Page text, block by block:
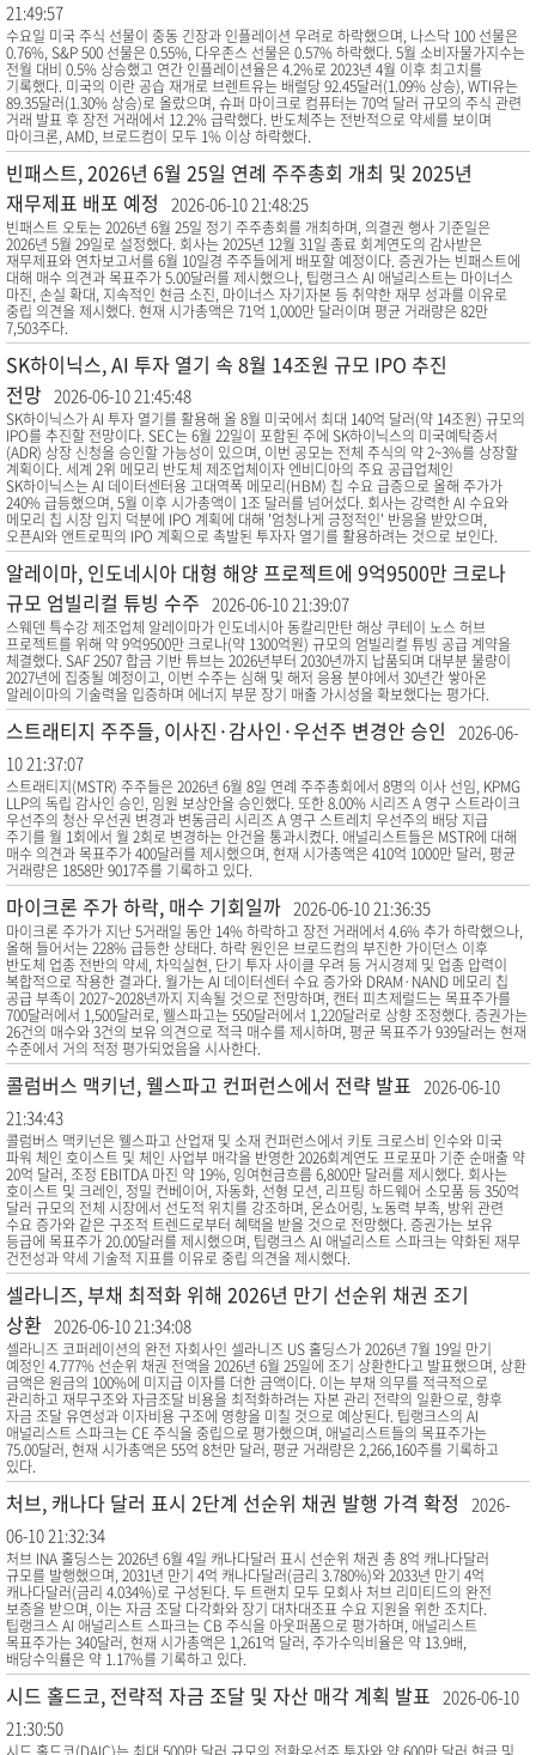
21:49:57
수요일 미국 주식 선물이 중동 긴장과 인플레이션 우려로 하락했으며, 나스닥 100 선물은
0.76%, S&P 500 선물은 0.55%, 다우존스 선물은 0.57% 하락했다. 5월 소비자물가지수는
전월 대비 0.5% 상승했고 연간 인플레이션율은 4.2%로 2023년 4월 이후 최고치를
기록했다. 미국의 이란 공습 재개로 브렌트유는 배럴당 92.45달러(1.09% 상승), WTI유는
89.35달러(1.30% 상승)로 올랐으며, 슈퍼 마이크로 컴퓨터는 70억 달러 규모의 주식 관련
거래 발표 후 장전 거래에서 12.2% 급락했다. 반도체주는 전반적으로 약세를 보이며
마이크론, AMD, 브로드컴이 모두 1% 이상 하락했다.
빈패스트, 2026년 6월 25일 연례 주주총회 개최 및 2025년
재무제표 배포 예정
2026-06-10 21:48:25
빈패스트 오토는 2026년 6월 25일 정기 주주총회를 개최하며, 의결권 행사 기준일은
2026년 5월 29일로 설정했다. 회사는 2025년 12월 31일 종료 회계연도의 감사받은
재무제표와 연차보고서를 6월 10일경 주주들에게 배포할 예정이다. 증권가는 빈패스트에
대해 매수 의견과 목표주가 5.00달러를 제시했으나, 팁랭크스 AI 애널리스트는 마이너스
마진, 손실 확대, 지속적인 현금 소진, 마이너스 자기자본 등 취약한 재무 성과를 이유로
중립 의견을 제시했다. 현재 시가총액은 71억 1,000만 달러이며 평균 거래량은 82만
7,503주다.
SK하이닉스, AI 투자 열기 속 8월 14조원 규모 IPO 추진
전망 2026-06-10 21:45:48
SK하이닉스가 AI 투자 열기를 활용해 올 8월 미국에서 최대 140억 달러(약 14조원) 규모의
IPO를 추진할 전망이다. SEC는 6월 22일이 포함된 주에 SK하이닉스의 미국예탁증서
(ADR) 상장 신청을 승인할 가능성이 있으며, 이번 공모는 전체 주식의 약 2~3%를 상장할
계획이다. 세계 2위 메모리 반도체 제조업체이자 엔비디아의 주요 공급업체인
SK하이닉스는 AI 데이터센터용 고대역폭 메모리(HBM) 칩 수요 급증으로 올해 주가가
240% 급등했으며, 5월 이후 시가총액이 1조 달러를 넘어섰다. 회사는 강력한 AI 수요와
메모리 칩 시장 입지 덕분에 IPO 계획에 대해 '엄청나게 긍정적인' 반응을 받았으며,
오픈AI와 앤트로픽의 IPO 계획으로 촉발된 투자자 열기를 활용하려는 것으로 보인다.
알레이마, 인도네시아 대형 해양 프로젝트에 9억9500만 크로나
규모 엄빌리컬 튜빙 수주 2026-06-10 21:39:07
스웨덴 특수강 제조업체 알레이마가 인도네시아 동칼리만탄 해상 쿠테이 노스 허브
프로젝트를 위해 약 9억9500만 크로나(약 1300억원) 규모의 엄빌리컬 튜빙 공급 계약을
체결했다. SAF 2507 합금 기반 튜브는 2026년부터 2030년까지 납품되며 대부분 물량이
2027년에 집중될 예정이고, 이번 수주는 심해 및 해저 응용 분야에서 30년간 쌓아온
알레이마의 기술력을 입증하며 에너지 부문 장기 매출 가시성을 확보했다는 평가다.
스트래티지 주주들, 이사진·감사인·우선주 변경안 승인
2026-06-
10 21:37:07
스트래티지(MSTR) 주주들은 2026년 6월 8일 연례 주주총회에서 8명의 이사 선임, KPMG
LLP의 독립 감사인 승인, 임원 보상안을 승인했다. 또한 8.00% 시리즈 A 영구 스트라이크
우선주의 청산 우선권 변경과 변동금리 시리즈 A 영구 스트레치 우선주의 배당 지급
주기를 월 1회에서 월 2회로 변경하는 안건을 통과시켰다. 애널리스트들은 MSTR에 대해
매수 의견과 목표주가 400달러를 제시했으며, 현재 시가총액은 410억 1000만 달러, 평균
거래량은 1858만 9017주를 기록하고 있다.
마이크론 주가 하락, 매수 기회일까 2026-06-10 21:36:35
마이크론 주가가 지난 5거래일 동안 14% 하락하고 장전 거래에서 4.6% 추가 하락했으나,
올해 들어서는 228% 급등한 상태다. 하락 원인은 브로드컴의 부진한 가이던스 이후
반도체 업종 전반의 약세, 차익실현, 단기 투자 사이클 우려 등 거시경제 및 업종 압력이
복합적으로 작용한 결과다. 월가는 AI 데이터센터 수요 증가와 DRAM·NAND 메모리 칩
공급 부족이 2027~2028년까지 지속될 것으로 전망하며, 캔터 피츠제럴드는 목표주가를
700달러에서 1,500달러로, 웰스파고는 550달러에서 1,220달러로 상향 조정했다. 증권가는
26건의 매수와 3건의 보유 의견으로 적극 매수를 제시하며, 평균 목표주가 939달러는 현재
수준에서 거의 적정 평가되었음을 시사한다.
콜럼버스 맥키넌, 웰스파고 컨퍼런스에서 전략 발표 2026-06-10
21:34:43
콜럼버스 맥키넌은 웰스파고 산업재 및 소재 컨퍼런스에서 키토 크로스비 인수와 미국
파워 체인 호이스트 및 체인 사업부 매각을 반영한 2026회계연도 프로포마 기준 순매출 약
20억 달러, 조정 EBITDA 마진 약 19%, 잉여현금흐름 6,800만 달러를 제시했다. 회사는
호이스트 및 크레인, 정밀 컨베이어, 자동화, 선형 모션, 리프팅 하드웨어 소모품 등 350억
달러 규모의 전체 시장에서 선도적 위치를 강조하며, 온쇼어링, 노동력 부족, 방위 관련
수요 증가와 같은 구조적 트렌드로부터 혜택을 받을 것으로 전망했다. 증권가는 보유
등급에 목표주가 20.00달러를 제시했으며, 팁랭크스 AI 애널리스트 스파크는 약화된 재무
건전성과 약세 기술적 지표를 이유로 중립 의견을 제시했다.
셀라니즈, 부채 최적화 위해 2026년 만기 선순위 채권 조기
상환 2026-06-10 21:34:08
셀라니즈 코퍼레이션의 완전 자회사인 셀라니즈 US 홀딩스가 2026년 7월 19일 만기
예정인 4.777% 선순위 채권 전액을 2026년 6월 25일에 조기 상환한다고 발표했으며, 상환
금액은 원금의 100%에 미지급 이자를 더한 금액이다. 이는 부채 의무를 적극적으로
관리하고 재무구조와 자금조달 비용을 최적화하려는 자본 관리 전략의 일환으로, 향후
자금 조달 유연성과 이자비용 구조에 영향을 미칠 것으로 예상된다. 팁랭크스의 AI
애널리스트 스파크는 CE 주식을 중립으로 평가했으며, 애널리스트들의 목표주가는
75.00달러, 현재 시가총액은 55억 8천만 달러, 평균 거래량은 2,266,160주를 기록하고
있다.
처브, 캐나다 달러 표시 2단계 선순위 채권 발행 가격 확정
2026-
06-10 21:32:34
처브 INA 홀딩스는 2026년 6월 4일 캐나다달러 표시 선순위 채권 총 8억 캐나다달러
규모를 발행했으며, 2031년 만기 4억 캐나다달러(금리 3.780%)와 2033년 만기 4억
캐나다달러(금리 4.034%)로 구성된다. 두 트랜치 모두 모회사 처브 리미티드의 완전
보증을 받으며, 이는 자금 조달 다각화와 장기 대차대조표 수요 지원을 위한 조치다.
팁랭크스 AI 애널리스트 스파크는 CB 주식을 아웃퍼폼으로 평가하며, 애널리스트
목표주가는 340달러, 현재 시가총액은 1,261억 달러, 주가수익비율은 약 13.9배,
배당수익률은 약 1.17%를 기록하고 있다.
시드 홀드코, 전략적 자금 조달 및 자산 매각 계획 발표 2026-06-10
21:30:50